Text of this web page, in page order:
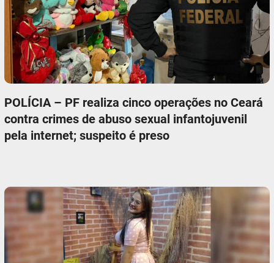
POLÍCIA – PF realiza cinco operações no Ceará
contra crimes de abuso sexual infantojuvenil
pela internet; suspeito é preso